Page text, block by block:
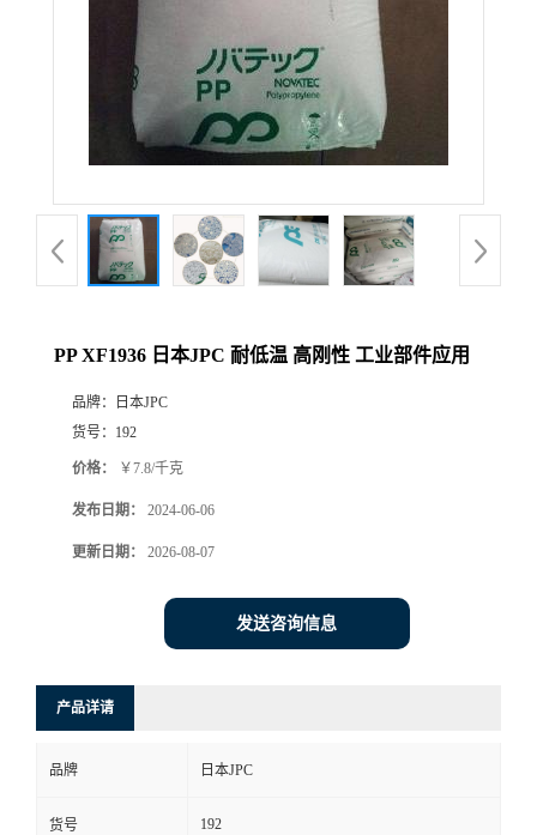
PP XF1936 日本JPC 耐低温 高刚性 工业部件应用
品牌：
日本JPC
货号： 192
价格： ￥7.8/千克
发布日期： 2024-06-06
更新日期： 2026-08-07
发送咨询信息
产品详请
品牌 日本JPC
货号 192